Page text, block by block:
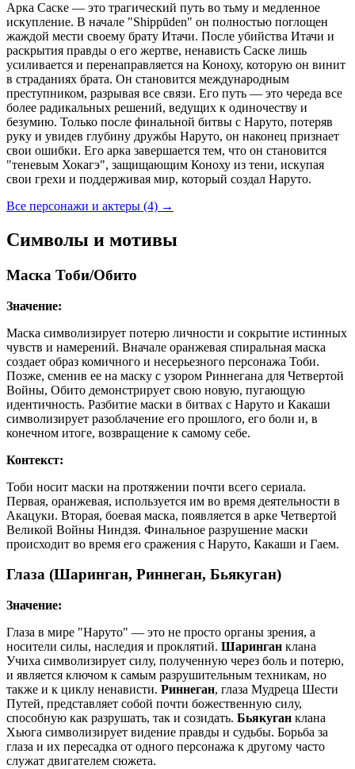
Арка Саске — это трагический путь во тьму и медленное
искупление. В начале "Shippūden" он полностью поглощен
жаждой мести своему брату Итачи. После убийства Итачи и
раскрытия правды о его жертве, ненависть Саске лишь
усиливается и перенаправляется на Коноху, которую он винит
в страданиях брата. Он становится международным
преступником, разрывая все связи. Его путь — это череда все
более радикальных решений, ведущих к одиночеству и
безумию. Только после финальной битвы с Наруто, потеряв
руку и увидев глубину дружбы Наруто, он наконец признает
свои ошибки. Его арка завершается тем, что он становится
"теневым Хокагэ", защищающим Коноху из тени, искупая
свои грехи и поддерживая мир, который создал Наруто.
Все персонажи и актеры (4) →
Символы и мотивы
Маска Тоби/Обито
Значение:
Маска символизирует потерю личности и сокрытие истинных
чувств и намерений. Вначале оранжевая спиральная маска
создает образ комичного и несерьезного персонажа Тоби.
Позже, сменив ее на маску с узором Риннегана для Четвертой
Войны, Обито демонстрирует свою новую, пугающую
идентичность. Разбитие маски в битвах с Наруто и Какаши
символизирует разоблачение его прошлого, его боли и, в
конечном итоге, возвращение к самому себе.
Контекст:
Тоби носит маски на протяжении почти всего сериала.
Первая, оранжевая, используется им во время деятельности в
Акацуки. Вторая, боевая маска, появляется в арке Четвертой
Великой Войны Ниндзя. Финальное разрушение маски
происходит во время его сражения с Наруто, Какаши и Гаем.
Глаза (Шаринган, Риннеган, Бьякуган)
Значение:
Глаза в мире "Наруто" — это не просто органы зрения, а
носители силы, наследия и проклятий. Шаринган клана
Учиха символизирует силу, полученную через боль и потерю,
и является ключом к самым разрушительным техникам, но
также и к циклу ненависти. Риннеган, глаза Мудреца Шести
Путей, представляет собой почти божественную силу,
способную как разрушать, так и созидать. Бьякуган клана
Хьюга символизирует видение правды и судьбы. Борьба за
глаза и их пересадка от одного персонажа к другому часто
служат двигателем сюжета.